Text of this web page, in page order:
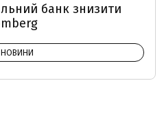
банк знизити
НОВИНИ